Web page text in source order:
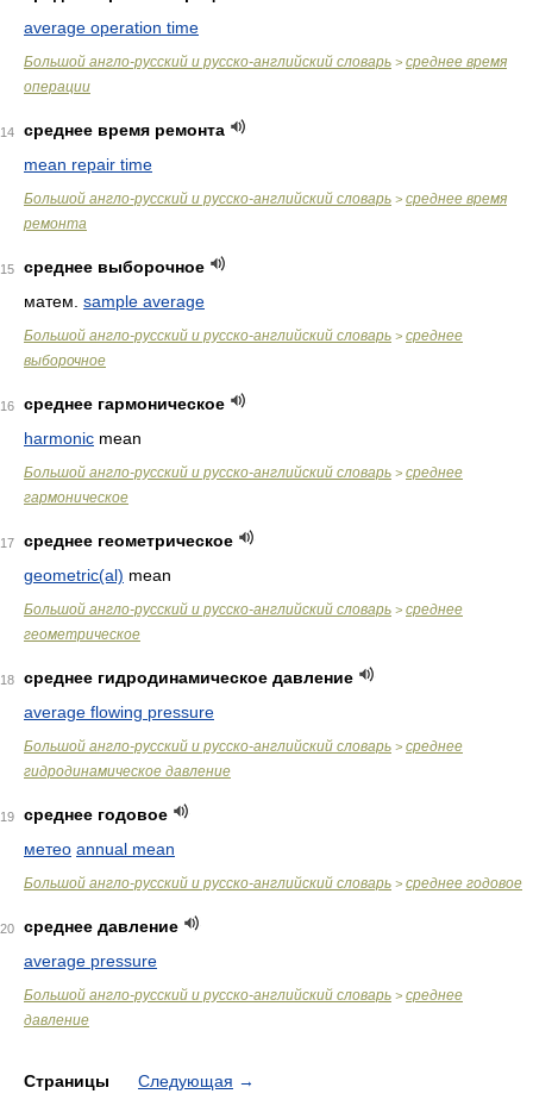
average operation time
Большой англо-русский и русско-английский словарь > среднее время
операции
14
среднее время ремонта
mean repair time
Большой англо-русский и русско-английский словарь > среднее время
ремонта
15
среднее выборочное
матем. sample average
Большой англо-русский и русско-английский словарь > среднее
выборочное
16
среднее гармоническое
harmonic mean
Большой англо-русский и русско-английский словарь > среднее
гармоническое
17
среднее геометрическое
geometric(al) mean
Большой англо-русский и русско-английский словарь > среднее
геометрическое
18
среднее гидродинамическое давление
average flowing pressure
Большой англо-русский и русско-английский словарь > среднее
гидродинамическое давление
19
среднее годовое
метео annual mean
Большой англо-русский и русско-английский словарь > среднее годовое
20
среднее давление
average pressure
Большой англо-русский и русско-английский словарь > среднее
давление
Страницы Следующая →